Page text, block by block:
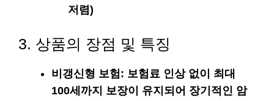
저렴)
3. 상품의 장점 및 특징
비갱신형 보험: 보험료 인상 없이 최대
100세까지 보장이 유지되어 장기적인 암